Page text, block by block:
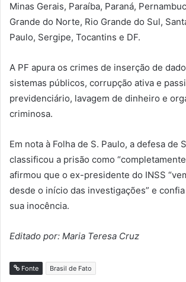
Minas Gerais, Paraíba, Paraná,
Grande do Norte, Rio Grande do Sul,
Paulo, Sergipe, Tocantins e DF.
A PF apura os crimes de inserção de
sistemas públicos, corrupção ativa e
previdenciário, lavagem de dinheiro e
criminosa.
Em nota à Folha de S. Paulo, a defesa de
classificou a prisão como
afirmou que o ex-presidente do INSS
desde o início das investigações” e
sua inocência.
Editado por: Maria Teresa Cruz
Fonte Brasil de Fato